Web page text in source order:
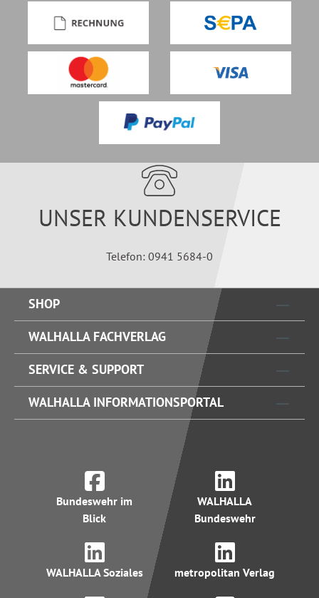
UNSER KUNDENSERVICE
Telefon: 0941 5684-0
SHOP
WALHALLA FACHVERLAG
SERVICE & SUPPORT
WALHALLA INFORMATIONSPORTAL
Bundeswehr im
Blick
WALHALLA
Bundeswehr
WALHALLA Soziales metropolitan Verlag